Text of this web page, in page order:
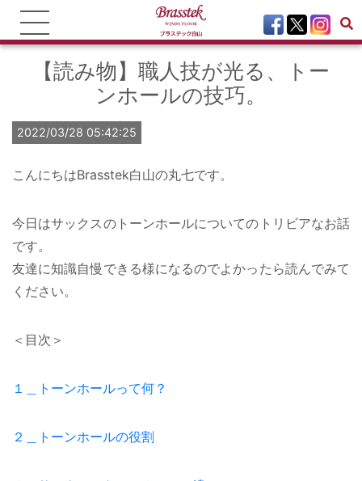
【読み物】職人技が光る、トー
ンホールの技巧。
2022/03/28 05:42:25
こんにちはBrasstek白山の丸七です。
今日はサックスのトーンホールについてのトリビアなお話
です。
友達に知識自慢できる様になるのでよかったら読んでみて
ください。
＜目次＞
１＿トーンホールって何？
２＿トーンホールの役割